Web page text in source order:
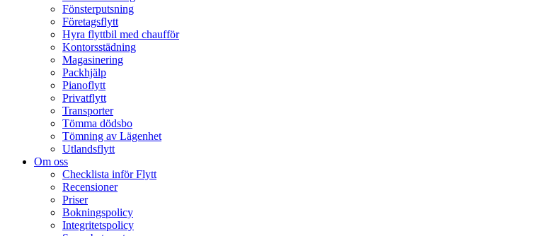
Fönsterputsning
Företagsflytt
Hyra flyttbil med chaufför
Kontorsstädning
Magasinering
Packhjälp
Pianoflytt
Privatflytt
Transporter
Tömma dödsbo
Tömning av Lägenhet
Utlandsflytt
Om oss
Checklista inför Flytt
Recensioner
Priser
Bokningspolicy
Integritetspolicy